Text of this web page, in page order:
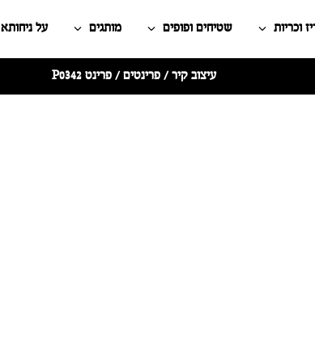
וכריות שטיחים ופופים מותגים על ניחותא
עיצוב קיר/פרינטים/ פרינט P0342